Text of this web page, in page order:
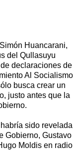
Huancarani,
del Qullasuyu
declaraciones de
Al Socialismo
busca crear un
justo antes que la
sido revelada
Gobierno, Gustavo
Moldis en radio